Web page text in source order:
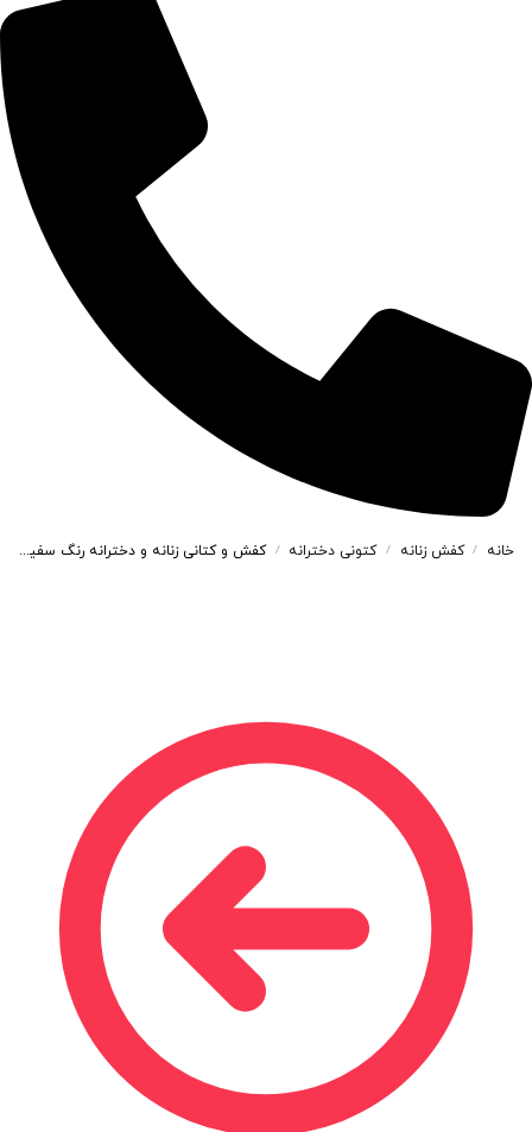
خانه / کفش زنانه / کتونی دخترانه / کفش و کتانی زنانه و دخترانه رنگ سفید آبی مدل نایک NIKE Jordan 1 ساقدار کد M754